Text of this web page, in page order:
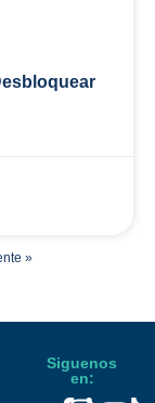
»
Siguenos
en: